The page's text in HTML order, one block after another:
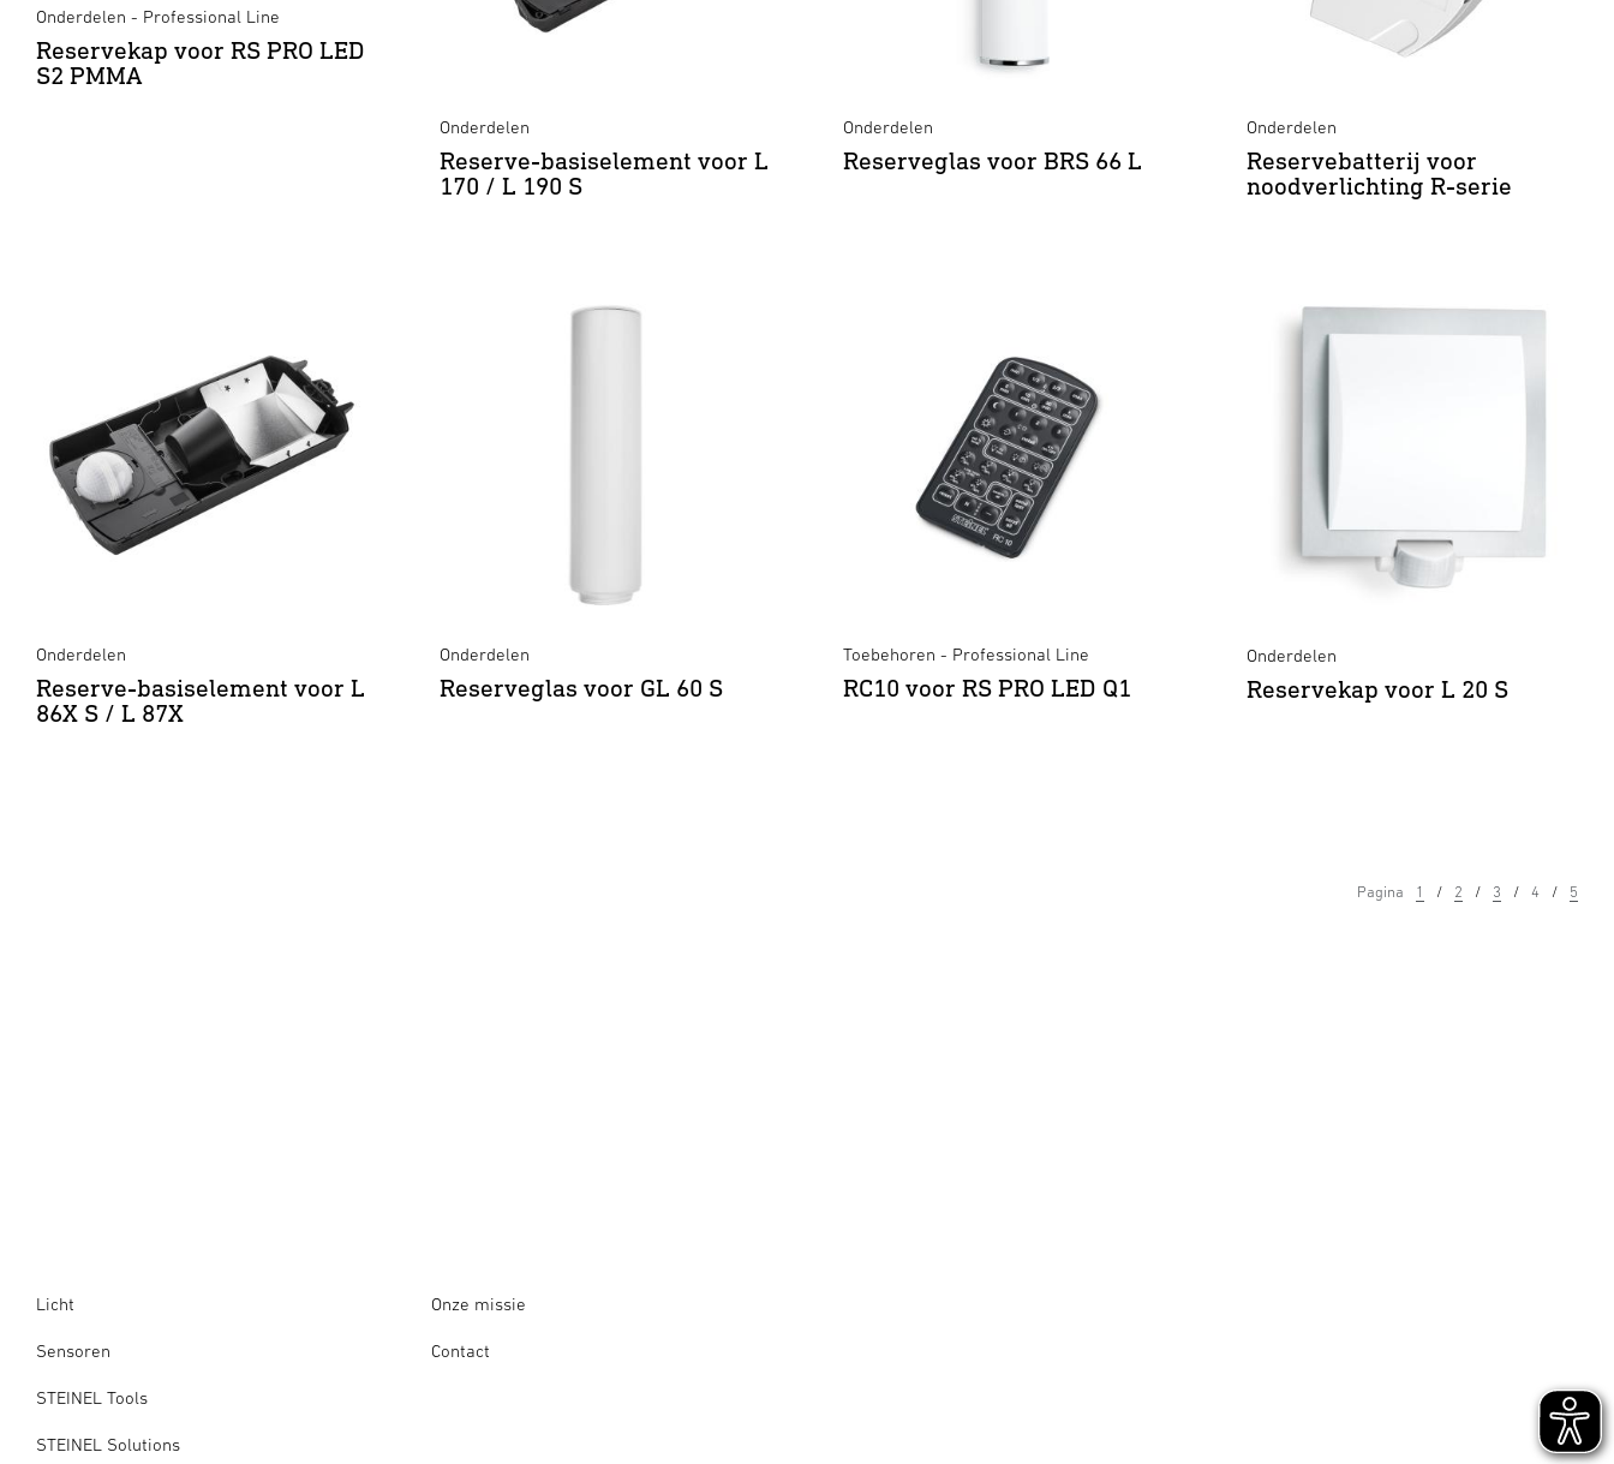
Onderdelen - Professional Line
Reservekap voor RS PRO LED
S2 PMMA
Onderdelen
Reserve-basiselement voor L
170 / L 190 S
Onderdelen
Reserveglas voor BRS 66 L
Onderdelen
Reservebatterij voor
noodverlichting R-serie
Onderdelen
Reserve-basiselement voor L
86X S / L 87X
Onderdelen
Reserveglas voor GL 60 S
Toebehoren - Professional Line
RC10 voor RS PRO LED Q1
Onderdelen
Reservekap voor L 20 S
Pagina 1 2 3 4 5
Licht
Sensoren
STEINEL Tools
STEINEL Solutions
Onze missie
Contact